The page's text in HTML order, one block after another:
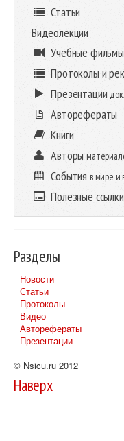
Статьи
Видеолекции
Учебные фильмы
Протоколы и
Презентации
Авторефераты
Книги
Авторы
События в мире и
Полезные ссылки
Разделы
Новости
Статьи
Протоколы
Видео
Авторефераты
Презентации
© Nsicu.ru 2012
Наверх